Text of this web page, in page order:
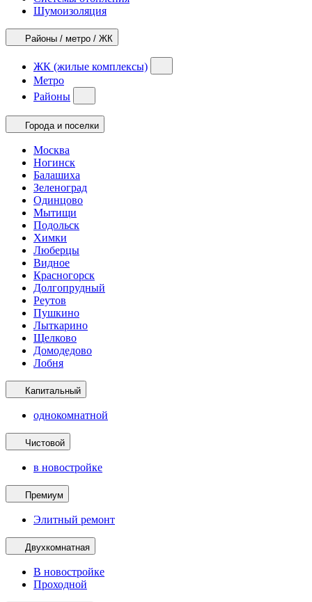
Шумоизоляция
Районы / метро / ЖК
ЖК (жилые комплексы)
Метро
Районы
Города и поселки
Москва
Ногинск
Балашиха
Зеленоград
Одинцово
Мытищи
Подольск
Химки
Люберцы
Видное
Красногорск
Долгопрудный
Реутов
Пушкино
Лыткарино
Щелково
Домодедово
Лобня
Капитальный
однокомнатной
Чистовой
в новостройке
Премиум
Элитный ремонт
Двухкомнатная
В новостройке
Проходной